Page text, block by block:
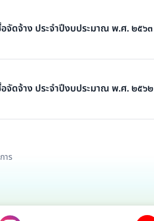
จัดจ้าง ประจำปีงบประมาณ พ.ศ. ๒๕๖๓
จัดจ้าง ประจำปีงบประมาณ พ.ศ. ๒๕๖๒
าร